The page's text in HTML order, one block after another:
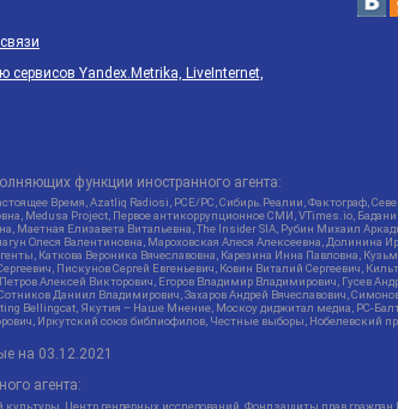
Yandex.Metrika, LiveInternet,
функции иностранного агента:
Время, Azatliq Radiosi, PCE/PC, Сибирь.Реалии, Фактограф,
Medusa Project, Первое антикоррупционное СМИ, VTimes.io,
Маетная Елизавета Витальевна, The Insider SIA, Рубин Михаил
Олеся Валентиновна, Мароховская Алеся Алексеевна,
Каткова Вероника Вячеславовна, Карезина Инна Павловна,
Пискунов Сергей Евгеньевич, Ковин Виталий Сергеевич,
Алексей Викторович, Егоров Владимир Владимирович,
Даниил Владимирович, Захаров Андрей Вячеславович,
Bellingcat, Якутия – Наше Мнение, Москоу диджитал медиа, РС-
Иркутский союз библиофилов, Честные выборы, Нобелевский
на 03.12.2021
агента:
Центр гендерных исследований, Фонд защиты прав